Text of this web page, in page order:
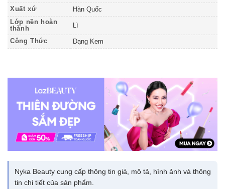
Xuất xứ
Hàn Quốc
Lớp nền hoàn
thành
Lì
Công Thức Dạng Kem
Nyka Beauty cung cấp thông tin giá, mô tả, hình ảnh và thông
tin chi tiết của sản phẩm.